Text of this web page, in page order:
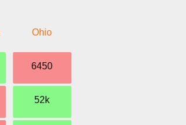
Ohio
6450
52k